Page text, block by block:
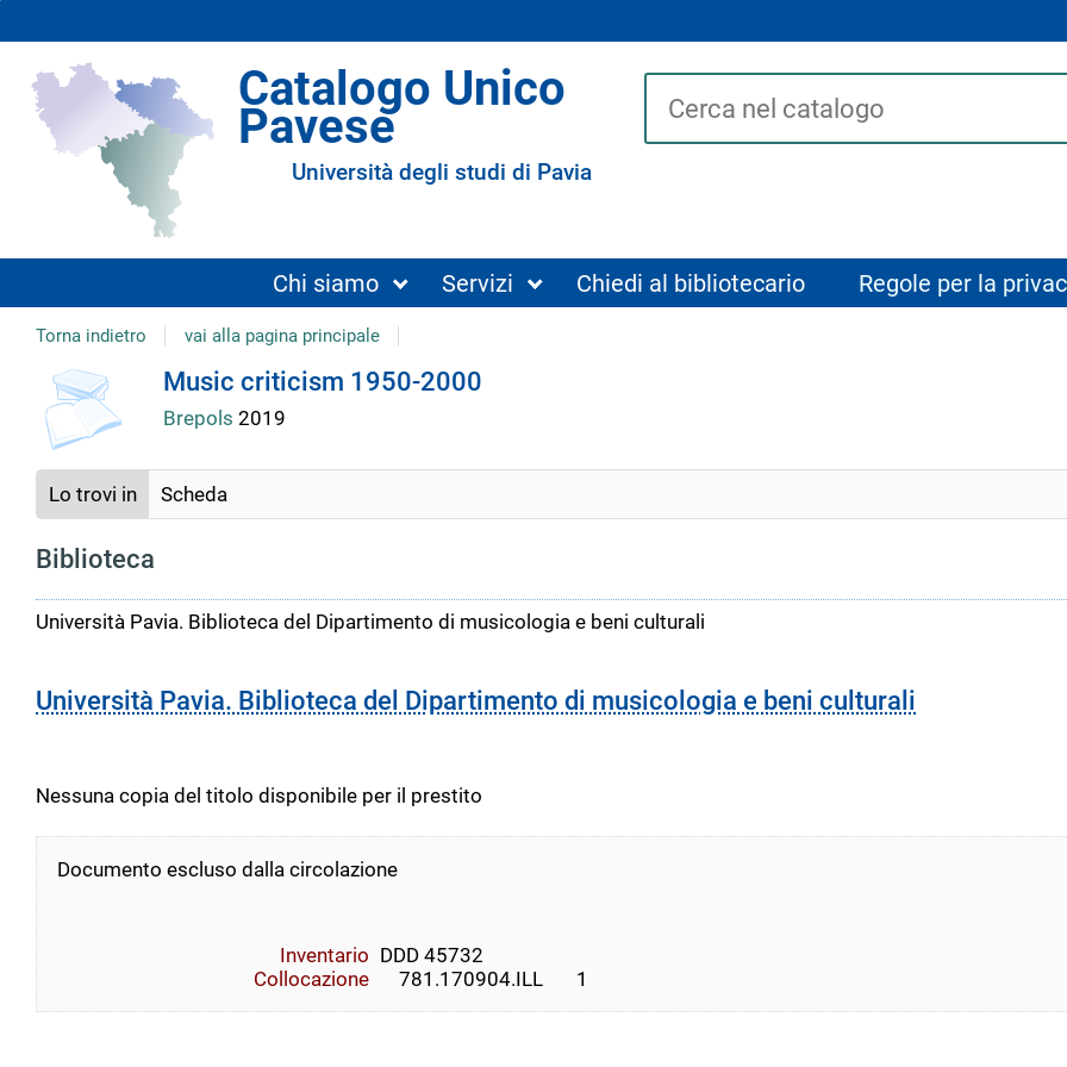
Catalogo Unico
Pavese
Università degli studi di Pavia
Cerca su "Catalogo"
Chi siamo Servizi Chiedi al bibliotecario Regole per la
Torna indietro vai alla pagina principale
Dettaglio
del
documento
Music criticism 1950-2000
Brepols 2019
Lo trovi in Scheda
Biblioteca
Università Pavia. Biblioteca del Dipartimento di musicologia e beni culturali
Università Pavia. Biblioteca del Dipartimento di musicologia e beni culturali
Nessuna copia del titolo disponibile per il prestito
Documento escluso dalla circolazione
Inventario DDD 45732
Collocazione
    781.170904.ILL       1